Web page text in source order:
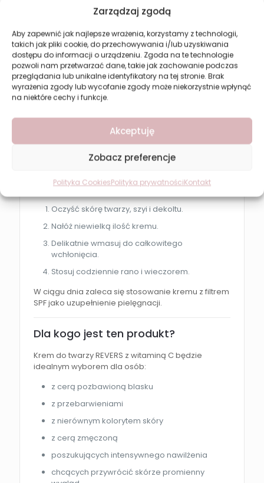
Zarządzaj zgodą
Aby zapewnić jak najlepsze wrażenia, korzystamy z technologii,
takich jak pliki cookie, do przechowywania i/lub uzyskiwania
dostępu do informacji o urządzeniu. Zgoda na te technologie
pozwoli nam przetwarzać dane, takie jak zachowanie podczas
przeglądania lub unikalne identyfikatory na tej stronie. Brak
wyrażenia zgody lub wycofanie zgody może niekorzystnie wpłynąć
na niektóre cechy i funkcje.
Akceptuję
Zobacz preferencje
Polityka CookiesPolityka prywatnościKontakt
Regularne stosowanie kremu zapewnia:
bardziej jednolity koloryt skóry
rozświetloną cerę
zmniejszoną widoczność przebarwień
intensywnie nawilżoną skórę
wygładzoną powierzchnię naskórka
zdrowy i promienny wygląd
ochronę przed stresem oksydacyjnym
Jak stosować?
Oczyść skórę twarzy, szyi i dekoltu.
Nałóż niewielką ilość kremu.
Delikatnie wmasuj do całkowitego
wchłonięcia.
Stosuj codziennie rano i wieczorem.
W ciągu dnia zaleca się stosowanie kremu z filtrem
SPF jako uzupełnienie pielęgnacji.
Dla kogo jest ten produkt?
Krem do twarzy REVERS z witaminą C będzie
idealnym wyborem dla osób:
z cerą pozbawioną blasku
z przebarwieniami
z nierównym kolorytem skóry
z cerą zmęczoną
poszukujących intensywnego nawilżenia
chcących przywrócić skórze promienny